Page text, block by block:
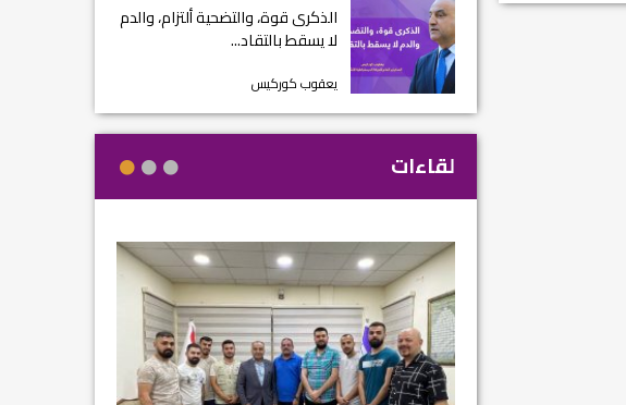
الذكرى قوة، والتضحية ألتزام، والدم
لا يسقط بالتقاد...
يعقوب كوركيس
لقاءات